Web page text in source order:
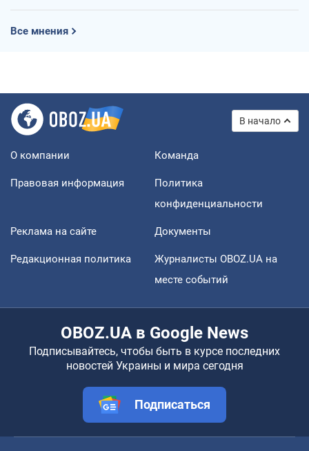
Все мнения
В начало
О компании Команда
Правовая информация
Политика
конфиденциальности
Реклама на сайте Документы
Редакционная политика
Журналисты OBOZ.UA на
месте событий
OBOZ.UA в Google News
Подписывайтесь, чтобы быть в курсе последних
новостей Украины и мира сегодня
Подписаться